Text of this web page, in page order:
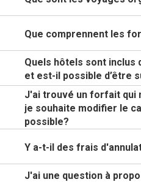
Que comprennent les
Quels hôtels sont inclus
et est-il possible d’être
J'ai trouvé un forfait qui
je souhaite modifier le
possible?
Y a-t-il des frais
J'ai une question à